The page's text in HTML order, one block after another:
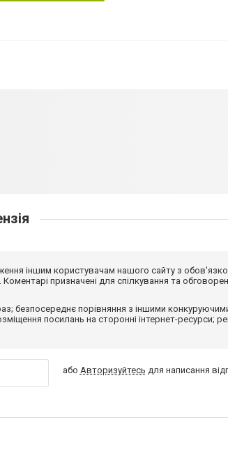
іншим користувачам нашого сайту з
призначені для спілкування та
безпосереднє порівняння з іншими
посилань на сторонні інтернет-ресурси;
або Авторизуйтесь для написання